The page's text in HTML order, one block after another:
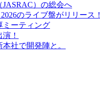
JASRAC）の総会へ
のライブ盤がリリース！
ミーティング
！
社で開発陣と。